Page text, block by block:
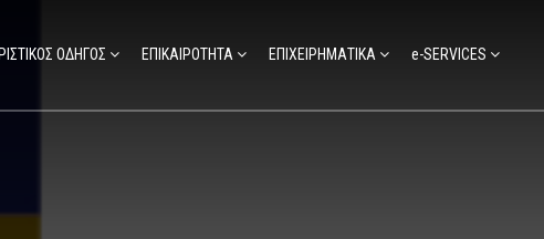
ΟΔΗΓΟΣ ΕΠΙΚΑΙΡΟΤΗΤΑ ΕΠΙΧΕΙΡΗΜΑΤΙΚΑ e-SERVICES